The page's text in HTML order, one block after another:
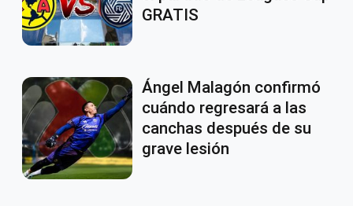
GRATIS
Ángel Malagón confirmó
cuándo regresará a las
canchas después de su
grave lesión